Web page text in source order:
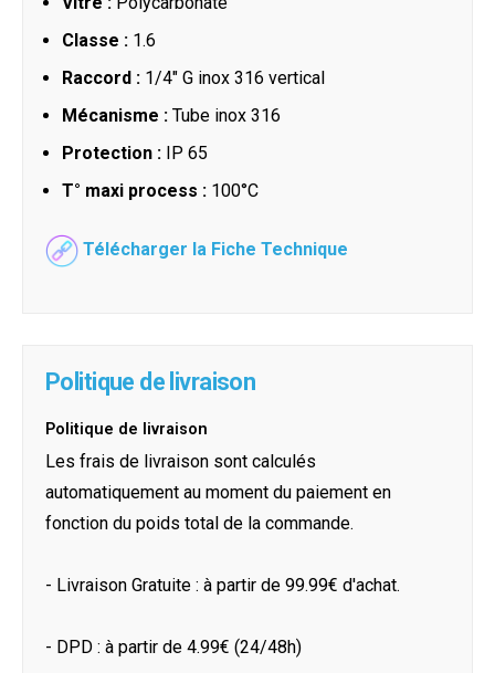
Classe : 1.6
Raccord : 1/4" G inox 316 vertical
Mécanisme : Tube inox 316
Protection : IP 65
T° maxi process : 100°C
Télécharger la Fiche Technique
Politique de livraison
Politique de livraison
Les frais de livraison sont calculés
automatiquement au moment du paiement en
fonction du poids total de la commande.
- Livraison Gratuite : à partir de 99.99€ d'achat.
- DPD : à partir de 4.99€ (24/48h)